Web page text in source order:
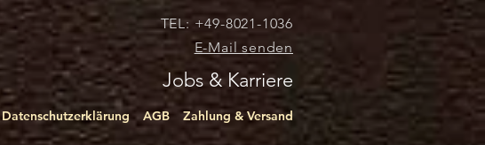
m
TEL: +49-8021-1036
E-Mail senden
Jobs & Karriere
Datenschutzerklärung AGB Zahlung & Versand